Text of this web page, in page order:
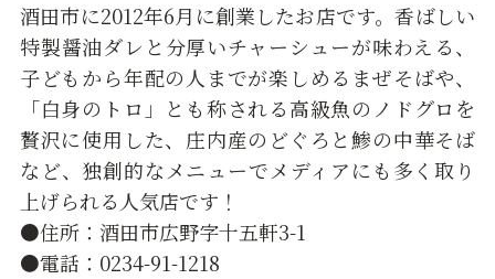
酒田市に2012年6月に創業したお店です。香ばしい
特製醤油ダレと分厚いチャーシューが味わえる、
子どもから年配の人までが楽しめるまぜそばや、
「白身のトロ」とも称される高級魚のノドグロを
贅沢に使用した、庄内産のどぐろと鯵の中華そば
など、独創的なメニューでメディアにも多く取り
上げられる人気店です！
●住所：酒田市広野字十五軒3-1
●電話：0234-91-1218